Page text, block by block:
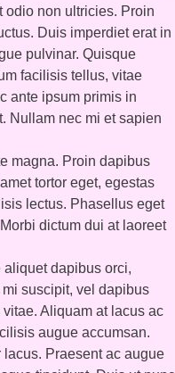
odio non ultricies. Proin
Duis imperdiet erat in
pulvinar. Quisque
facilisis tellus, vitae
ante ipsum primis in
Nullam nec mi et sapien
magna. Proin dapibus
tortor eget, egestas
lectus. Phasellus eget
dictum dui at laoreet
dapibus orci,
suscipit, vel dapibus
Aliquam at lacus ac
augue accumsan.
Praesent ac augue